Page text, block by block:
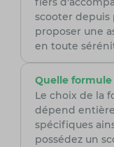
scooter depuis
proposer une
en toute
Quelle formule
Le choix de la
dépend
spécifiques
possédez un